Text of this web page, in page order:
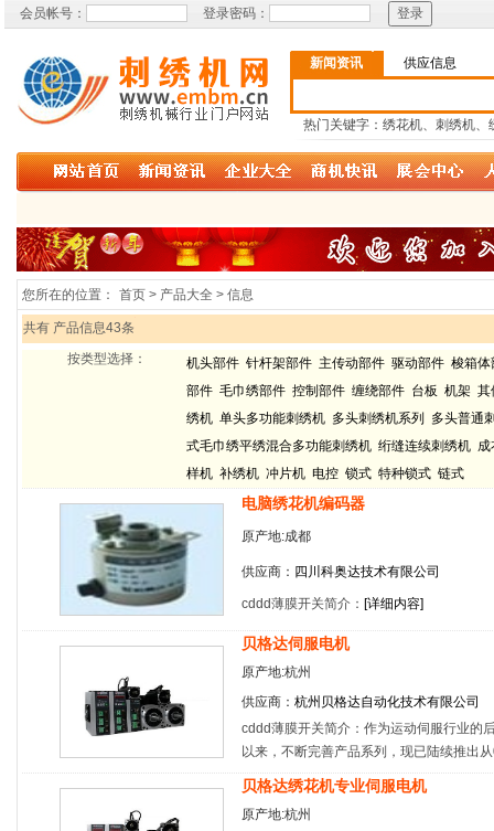
会员帐号： 登录密码：
新闻资讯 供应信息
热门关键字：绣花机、刺绣机、
您所在的位置： 首页 > 产品大全 > 信息
共有 产品信息43条
按类型选择：
机头部件 针杆架部件 主传动部件 驱动部件 梭箱体
部件 毛巾绣部件 控制部件 缠绕部件 台板 机架 其
绣机 单头多功能刺绣机 多头刺绣机系列
多头普通
式毛巾绣平绣混合多功能刺绣机 绗缝连续刺绣机 成
样机 补绣机 冲片机 电控 锁式 特种锁式 链式
电脑绣花机编码器
原产地:成都
供应商： 四川科奥达技术有限公司
cddd薄膜开关简介： [详细内容]
贝格达伺服电机
原产地:杭州
供应商： 杭州贝格达自动化技术有限公司
cddd薄膜开关简介：作为运动伺服行业的
以来，不断完善产品系列，现已陆续推出
贝格达绣花机专业伺服电机
原产地:杭州